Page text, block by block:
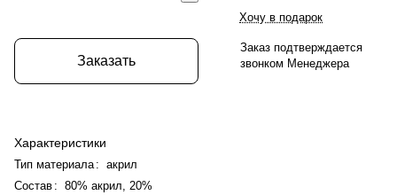
Заказать
Характеристики
Тип материала : акрил
Состав : 80% акрил, 20%
Хочу в подарок
Заказ подтверждается
звонком Менеджера